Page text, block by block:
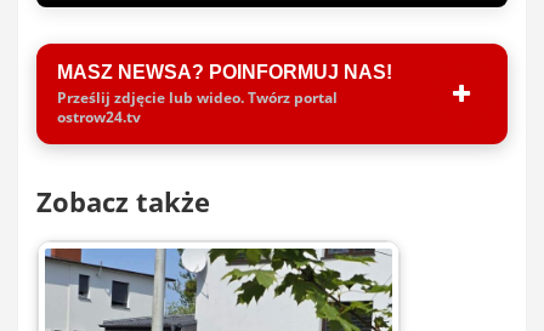
MASZ NEWSA? POINFORMUJ NAS!
Prześlij zdjęcie lub wideo. Twórz portal
ostrow24.tv
Zobacz także